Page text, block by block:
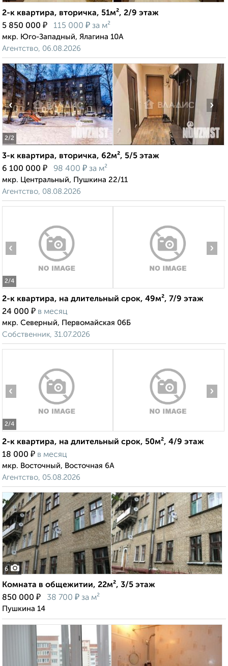
2-к квартира, вторичка, 51м², 2/9 этаж
5 850 000 ₽ 115 000 ₽ за м²
мкр. Юго-Западный, Ялагина 10А
Агентство, 06.08.2026
2/2
‹ ›
3-к квартира, вторичка, 62м², 5/5 этаж
6 100 000 ₽ 98 400 ₽ за м²
мкр. Центральный, Пушкина 22/11
Агентство, 08.08.2026
2/4
‹ ›
2-к квартира, на длительный срок, 49м², 7/9 этаж
24 000 ₽ в месяц
мкр. Северный, Первомайская 06Б
Собственник, 31.07.2026
2/4
‹ ›
2-к квартира, на длительный срок, 50м², 4/9 этаж
18 000 ₽ в месяц
мкр. Восточный, Восточная 6А
Агентство, 05.08.2026
6
Комната в общежитии, 22м², 3/5 этаж
850 000 ₽ 38 700 ₽ за м²
Пушкина 14